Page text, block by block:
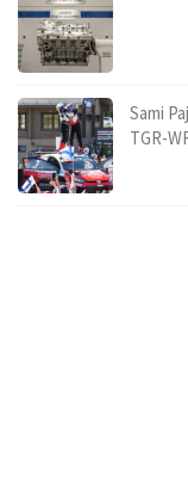
Sami
TGR-